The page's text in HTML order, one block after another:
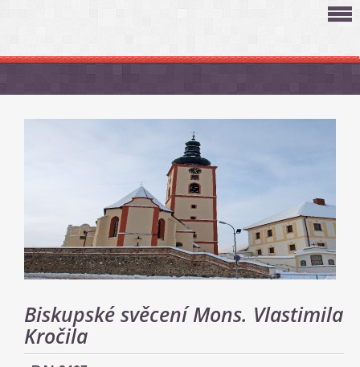
Biskupské svěcení Mons. Vlastimila
Kročila